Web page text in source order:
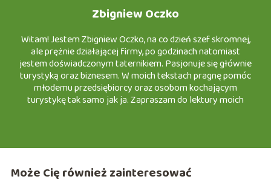
Zbigniew Oczko
Witam! Jestem Zbigniew Oczko, na co dzień szef skromnej,
ale prężnie działającej firmy, po godzinach natomiast
jestem doświadczonym taternikiem. Pasjonuje się głównie
turystyką oraz biznesem. W moich tekstach pragnę pomóc
młodemu przedsiębiorcy oraz osobom kochającym
turystykę tak samo jak ja. Zapraszam do lektury moich
Może Cię również zainteresować